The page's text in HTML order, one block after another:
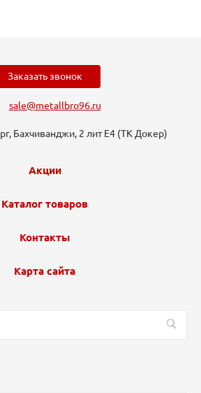
Заказать звонок
sale@metallbro96.ru
​Бахчиванджи, 2 лит Е4 (ТК Докер​)
Акции
Каталог товаров
Контакты
Карта сайта